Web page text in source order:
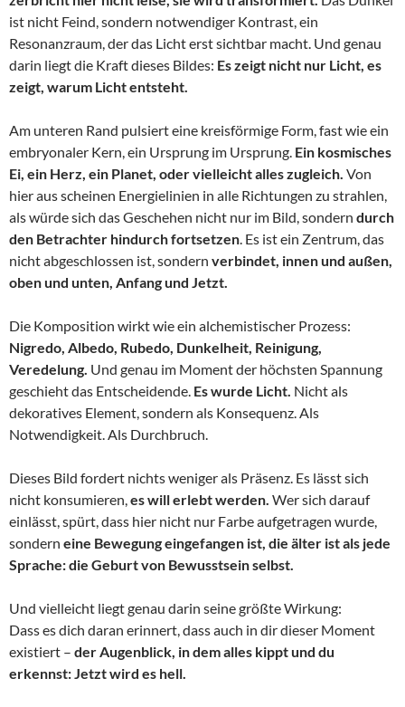
ist nicht Feind, sondern notwendiger Kontrast, ein
Resonanzraum, der das Licht erst sichtbar macht. Und genau
darin liegt die Kraft dieses Bildes: Es zeigt nicht nur Licht, es
zeigt, warum Licht entsteht.
Am unteren Rand pulsiert eine kreisförmige Form, fast wie ein
embryonaler Kern, ein Ursprung im Ursprung. Ein kosmisches
Ei, ein Herz, ein Planet, oder vielleicht alles zugleich. Von
hier aus scheinen Energielinien in alle Richtungen zu strahlen,
als würde sich das Geschehen nicht nur im Bild, sondern durch
den Betrachter hindurch fortsetzen. Es ist ein Zentrum, das
nicht abgeschlossen ist, sondern verbindet, innen und außen,
oben und unten, Anfang und Jetzt.
Die Komposition wirkt wie ein alchemistischer Prozess:
Nigredo, Albedo, Rubedo, Dunkelheit, Reinigung,
Veredelung. Und genau im Moment der höchsten Spannung
geschieht das Entscheidende. Es wurde Licht. Nicht als
dekoratives Element, sondern als Konsequenz. Als
Notwendigkeit. Als Durchbruch.
Dieses Bild fordert nichts weniger als Präsenz. Es lässt sich
nicht konsumieren,es will erlebt werden. Wer sich darauf
einlässt, spürt, dass hier nicht nur Farbe aufgetragen wurde,
sondern eine Bewegung eingefangen ist, die älter ist als jede
Sprache: die Geburt von Bewusstsein selbst.
Und vielleicht liegt genau darin seine größte Wirkung:
Dass es dich daran erinnert, dass auch in dir dieser Moment
existiert – der Augenblick, in dem alles kippt und du
erkennst: Jetzt wird es hell.